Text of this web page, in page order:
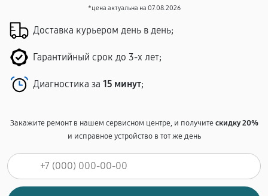
*цена актуальна на 07.08.2026
Доставка курьером день в день;
Гарантийный срок до 3-х лет;
Диагностика за 15 минут;
Закажите ремонт в нашем сервисном центре, и получитескидку 20%
и исправное устройство в тот же день